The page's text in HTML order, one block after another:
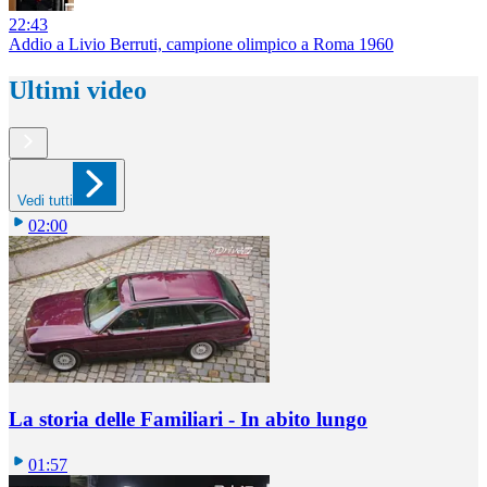
22:43
Addio a Livio Berruti, campione olimpico a Roma 1960
Ultimi video
Vedi tutti
02:00
La storia delle Familiari - In abito lungo
01:57